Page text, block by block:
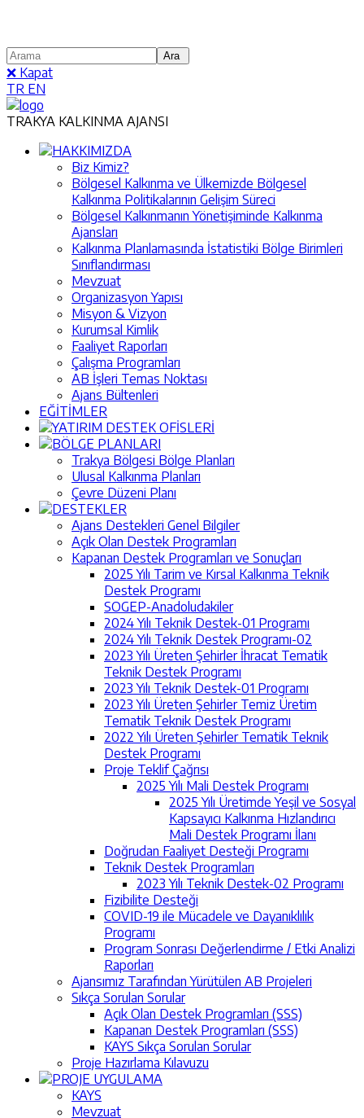
❌ Kapat
TR EN
TRAKYA KALKINMA AJANSI
HAKKIMIZDA
Biz Kimiz?
Bölgesel Kalkınma ve Ülkemizde Bölgesel
Kalkınma Politikalarının Gelişim Süreci
Bölgesel Kalkınmanın Yönetişiminde Kalkınma
Ajansları
Kalkınma Planlamasında İstatistiki Bölge Birimleri
Sınıflandırması
Mevzuat
Organizasyon Yapısı
Misyon & Vizyon
Kurumsal Kimlik
Faaliyet Raporları
Çalışma Programları
AB İşleri Temas Noktası
Ajans Bültenleri
EĞİTİMLER
YATIRIM DESTEK OFİSLERİ
BÖLGE PLANLARI
Trakya Bölgesi Bölge Planları
Ulusal Kalkınma Planları
Çevre Düzeni Planı
DESTEKLER
Ajans Destekleri Genel Bilgiler
Açık Olan Destek Programları
Kapanan Destek Programları ve Sonuçları
2025 Yılı Tarim ve Kırsal Kalkınma Teknik
Destek Programı
SOGEP-Anadoludakiler
2024 Yılı Teknik Destek-01 Programı
2024 Yılı Teknik Destek Programı-02
2023 Yılı Üreten Şehirler İhracat Tematik
Teknik Destek Programı
2023 Yılı Teknik Destek-01 Programı
2023 Yılı Üreten Şehirler Temiz Üretim
Tematik Teknik Destek Programı
2022 Yılı Üreten Şehirler Tematik Teknik
Destek Programı
Proje Teklif Çağrısı
2025 Yılı Mali Destek Programı
2025 Yılı Üretimde Yeşil ve Sosyal
Kapsayıcı Kalkınma Hızlandırıcı
Mali Destek Programı İlanı
Doğrudan Faaliyet Desteği Programı
Teknik Destek Programları
2023 Yılı Teknik Destek-02 Programı
Fizibilite Desteği
COVID-19 ile Mücadele ve Dayanıklılık
Programı
Program Sonrası Değerlendirme / Etki Analizi
Raporları
Ajansımız Tarafından Yürütülen AB Projeleri
Sıkça Sorulan Sorular
Açık Olan Destek Programları (SSS)
Kapanan Destek Programları (SSS)
KAYS Sıkça Sorulan Sorular
Proje Hazırlama Kılavuzu
PROJE UYGULAMA
KAYS
Mevzuat